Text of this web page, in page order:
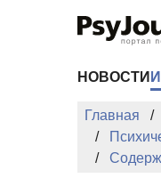
НОВОСТИ
Главная